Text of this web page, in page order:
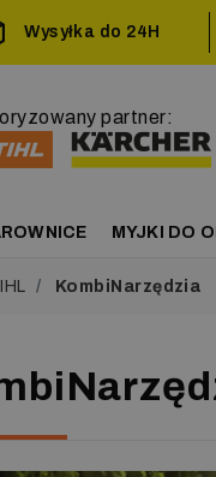
Wysyłka do 24H
partner:
MYJKI DO
KombiNarzędzia